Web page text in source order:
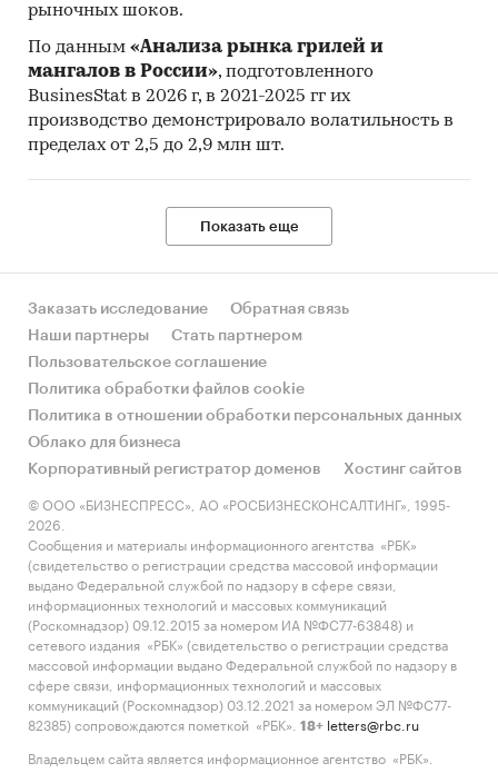
рыночных шоков.
По данным «Анализа рынка грилей и
мангалов в России», подготовленного
BusinesStat в 2026 г, в 2021-2025 гг их
производство демонстрировало волатильность в
пределах от 2,5 до 2,9 млн шт.
Показать еще
Заказать исследование
Обратная связь
Наши партнеры
Стать партнером
Пользовательское соглашение
Политика обработки файлов cookie
Политика в отношении обработки персональных данных
Облако для бизнеса
Корпоративный регистратор доменов
Хостинг сайтов
© ООО «БИЗНЕСПРЕСС», АО «РОСБИЗНЕСКОНСАЛТИНГ», 1995-
2026.
Сообщения и материалы информационного агентства «РБК»
(свидетельство о регистрации средства массовой информации
выдано Федеральной службой по надзору в сфере связи,
информационных технологий и массовых коммуникаций
(Роскомнадзор) 09.12.2015 за номером ИА №ФС77-63848) и
сетевого издания «РБК» (свидетельство о регистрации средства
массовой информации выдано Федеральной службой по надзору в
сфере связи, информационных технологий и массовых
коммуникаций (Роскомнадзор) 03.12.2021 за номером ЭЛ №ФС77-
82385) сопровождаются пометкой «РБК».
18+ letters@rbc.ru
Владельцем сайта является информационное агентство «РБК».